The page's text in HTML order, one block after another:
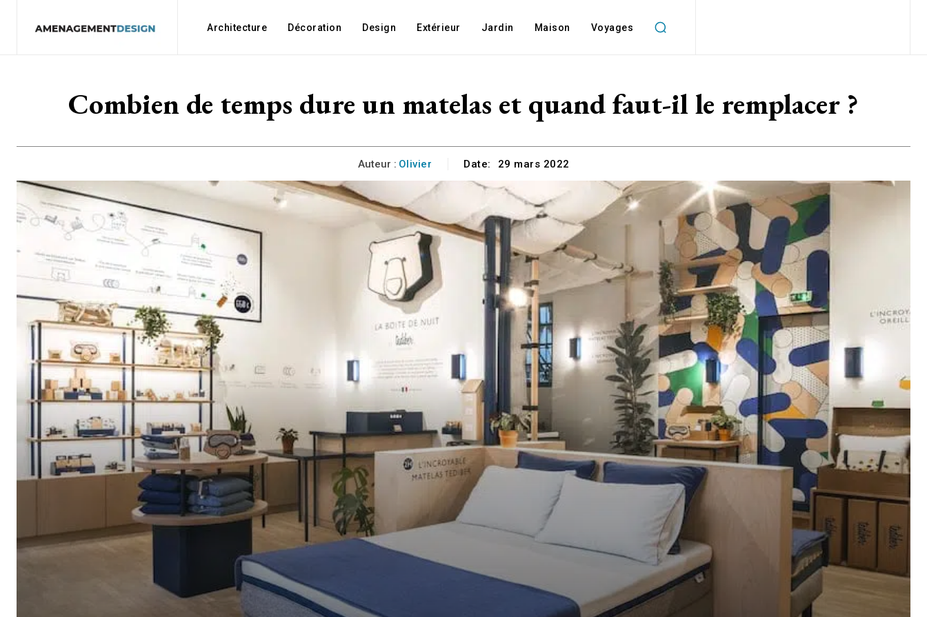
Architecture Décoration Design Extérieur Jardin Maison Voyages
Combien de temps dure un matelas et quand faut-il le remplacer ?
Auteur : Olivier Date: 29 mars 2022